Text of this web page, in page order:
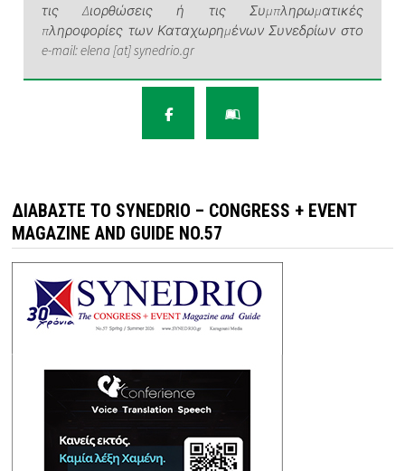
τις Διορθώσεις ή τις Συμπληρωματικές
πληροφορίες των Καταχωρημένων Συνεδρίων στο
e-mail: elena [at] synedrio.gr
ΔΙΑΒΆΣΤΕ ΤΟ SYNEDRIO – CONGRESS + EVENT
MAGAZINE AND GUIDE NO.57